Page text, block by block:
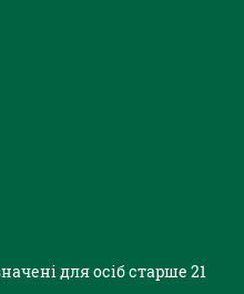
для осіб старше 21